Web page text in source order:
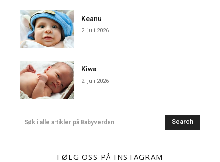
Keanu
2. juli 2026
Kiwa
2. juli 2026
Søk i alle artikler på Babyverden Search
FØLG OSS PÅ INSTAGRAM